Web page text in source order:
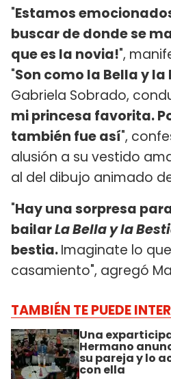
"Estamos
buscar de donde se
que es la novia!",
"Son como la Bella y la
Gabriela Sobrado,
mi princesa favorita.
también fue así",
alusión a su vestido
al del dibujo animado
"Hay una sorpresa
bailarLa Bella y la
bestia.Imaginate lo
casamiento", agregó
TAMBIÉN TE PUEDE
Una
Hermano
su pareja y lo
con ella